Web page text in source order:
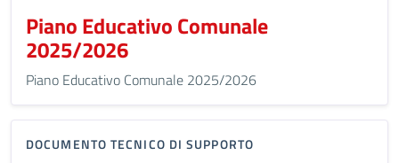
Piano Educativo Comunale
2025/2026
Piano Educativo Comunale 2025/2026
DOCUMENTO TECNICO DI SUPPORTO